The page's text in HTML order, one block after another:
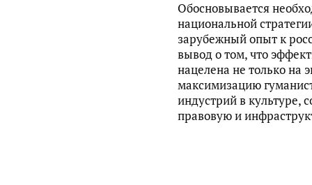
Обосновывается
национальной
зарубежный опыт к
вывод о том, что
нацелена не только на
максимизацию
индустрий в культуре,
правовую и